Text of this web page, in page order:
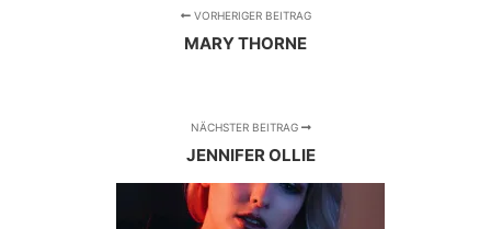
VORHERIGER BEITRAG
MARY THORNE
NÄCHSTER BEITRAG
JENNIFER OLLIE